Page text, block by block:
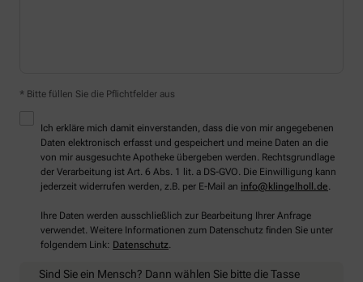
* Bitte füllen Sie die Pflichtfelder aus
Ich erkläre mich damit einverstanden, dass die von mir angegebenen
Daten elektronisch erfasst und gespeichert und meine Daten an die
von mir ausgesuchte Apotheke übergeben werden. Rechtsgrundlage
der Verarbeitung ist Art. 6 Abs. 1 lit. a DS-GVO. Die Einwilligung kann
jederzeit widerrufen werden, z.B. per E-Mail an info@klingelholl.de.
Ihre Daten werden ausschließlich zur Bearbeitung Ihrer Anfrage
verwendet. Weitere Informationen zum Datenschutz finden Sie unter
folgendem Link: Datenschutz.
Sind Sie ein Mensch? Dann wählen Sie bittedie Tasse